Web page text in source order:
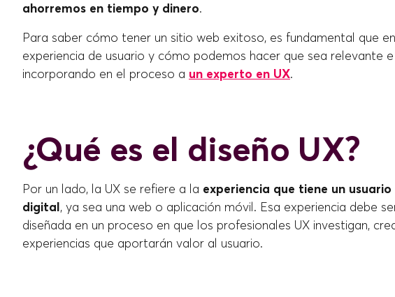
ahorremos en tiempo y dinero.
Para saber cómo tener un sitio web exitoso, es fundamental que
experiencia de usuario y cómo podemos hacer que sea relevante
incorporando en el proceso a un experto en UX.
¿Qué es el diseño UX?
Por un lado, la UX se refiere a la experiencia que tiene un
digital, ya sea una web o aplicación móvil. Esa experiencia debe
diseñada en un proceso en que los profesionales UX investigan,
experiencias que aportarán valor al usuario.